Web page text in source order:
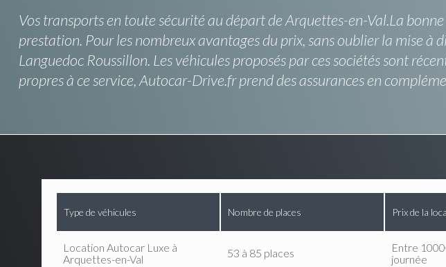
Vos transports en toute sécurité au départ de Arquettes-en-Val.La
prestation. Pour les nombreux avantages du prix, sans oublier la mise
Languedoc Roussillon. Les véhicules proposés par ces sociétés sont
propres à ce service, Autocar-Drive.fr prend des assurances en
Type de véhicules Nombre de places Prix de la
Location Autocar Luxe à
Arquettes-en-Val
53 à 85 places
Entre
journée